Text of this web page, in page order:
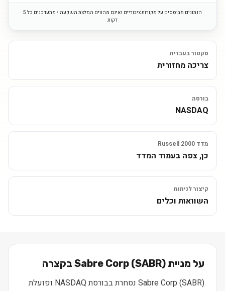
הנתונים מבוססים על מקורות ציבוריים ואינם מהווים המלצת השקעה • מתעדכנים כל 5
דקות
סקטור בעברית
צריכה מחזורית
בורסה
NASDAQ
מדד Russell 2000
כן, צפה בעמוד המדד
קיצור לניתוח
השוואות וכלים
על מניית Sabre Corp (SABR) בקצרה
Sabre Corp (SABR) נסחרת בבורסת NASDAQ ופועלת